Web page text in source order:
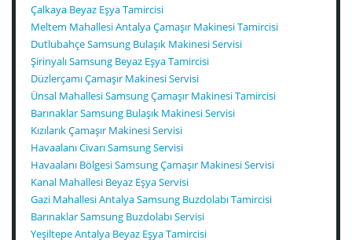
Çalkaya Beyaz Eşya Tamircisi
Meltem Mahallesi Antalya Çamaşır Makinesi Tamircisi
Dutlubahçe Samsung Bulaşık Makinesi Servisi
Şirinyalı Samsung Beyaz Eşya Tamircisi
Düzlerçamı Çamaşır Makinesi Servisi
Ünsal Mahallesi Samsung Çamaşır Makinesi Tamircisi
Barınaklar Samsung Bulaşık Makinesi Servisi
Kızılarık Çamaşır Makinesi Servisi
Havaalanı Civarı Samsung Servisi
Havaalanı Bölgesi Samsung Çamaşır Makinesi Servisi
Kanal Mahallesi Beyaz Eşya Servisi
Gazi Mahallesi Antalya Samsung Buzdolabı Tamircisi
Barınaklar Samsung Buzdolabı Servisi
Yeşiltepe Antalya Beyaz Eşya Tamircisi